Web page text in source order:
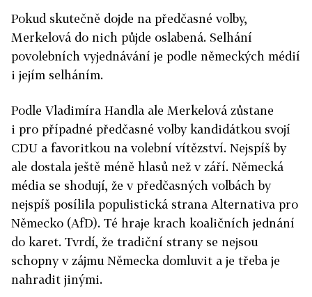
Pokud skutečně dojde na předčasné volby,
Merkelová do nich půjde oslabená. Selhání
povolebních vyjednávání je podle německých médií
i jejím selháním.
Podle Vladimíra Handla ale Merkelová zůstane
i pro případné předčasné volby kandidátkou svojí
CDU a favoritkou na volební vítězství. Nejspíš by
ale dostala ještě méně hlasů než v září. Německá
média se shodují, že v předčasných volbách by
nejspíš posílila populistická strana Alternativa pro
Německo (AfD). Té hraje krach koaličních jednání
do karet. Tvrdí, že tradiční strany se nejsou
schopny v zájmu Německa domluvit a je třeba je
nahradit jinými.